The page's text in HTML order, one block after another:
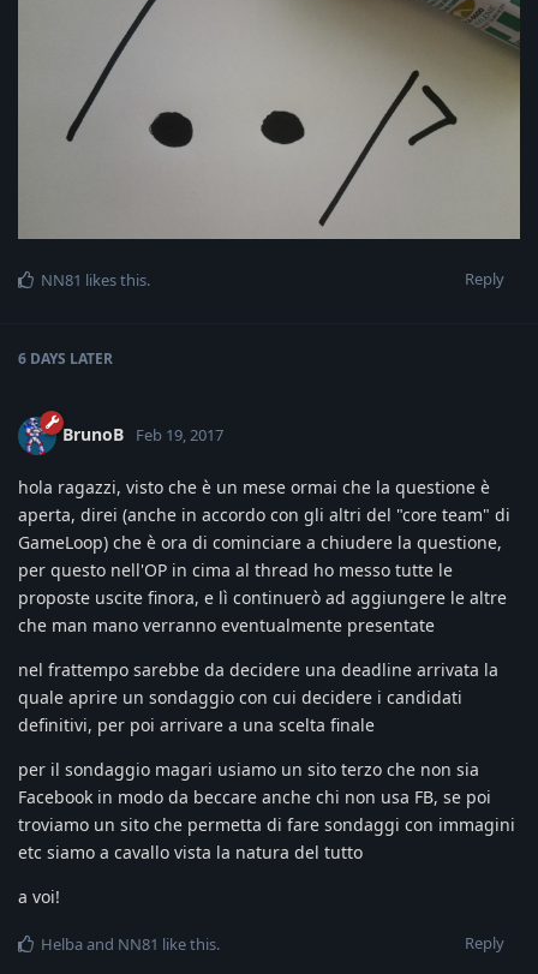
Reply
NN81 likes this.
6 DAYS LATER
BrunoB Feb 19, 2017
hola ragazzi, visto che è un mese ormai che la questione è
aperta, direi (anche in accordo con gli altri del "core team" di
GameLoop) che è ora di cominciare a chiudere la questione,
per questo nell'OP in cima al thread ho messo tutte le
proposte uscite finora, e lì continuerò ad aggiungere le altre
che man mano verranno eventualmente presentate
nel frattempo sarebbe da decidere una deadline arrivata la
quale aprire un sondaggio con cui decidere i candidati
definitivi, per poi arrivare a una scelta finale
per il sondaggio magari usiamo un sito terzo che non sia
Facebook in modo da beccare anche chi non usa FB, se poi
troviamo un sito che permetta di fare sondaggi con immagini
etc siamo a cavallo vista la natura del tutto
a voi!
Reply
Helbaand NN81 like this.